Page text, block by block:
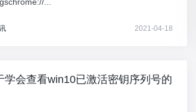
2021-04-18
学会查看win10已激活密钥序列号的